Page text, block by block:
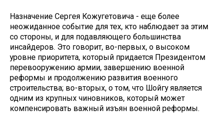
Назначение Сергея Кожугетовича - еще более
неожиданное событие для тех, кто наблюдает за этим
со стороны, и для подавляющего большинства
инсайдеров. Это говорит, во-первых, о высоком
уровне приоритета, который придается Президентом
перевооружению армии, завершению военной
реформы и продолжению развития военного
строительства; во-вторых, о том, что Шойгу является
одним из крупных чиновников, который может
компенсировать важный изъян военной реформы.